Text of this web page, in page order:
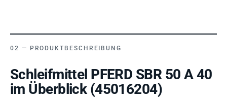
PRODUKTBESCHREIBUNG
Schleifmittel PFERD SBR 50 A 40
im Überblick (45016204)